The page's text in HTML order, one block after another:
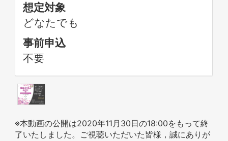
想定対象
どなたでも
事前申込
不要
※本動画の公開は2020年11月30日の18:00をもって終
了いたしました。ご視聴いただいた皆様，誠にありが